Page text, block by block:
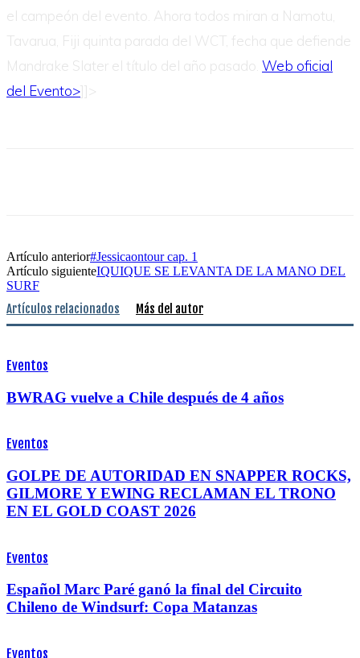
el campeón del evento. Ahora todos miran a Namotu,
Tavarua, Fiji quinta parada del WCT, fecha que defiende
Mandrake Slater el título del año pasado. Web oficial
del Evento>]]>
Artículo anterior#Jessicaontour cap. 1
Artículo siguienteIQUIQUE SE LEVANTA DE LA MANO DEL
SURF
Artículos relacionados Más del autor
Eventos
BWRAG vuelve a Chile después de 4 años
Eventos
GOLPE DE AUTORIDAD EN SNAPPER ROCKS,
GILMORE Y EWING RECLAMAN EL TRONO
EN EL GOLD COAST 2026
Eventos
Español Marc Paré ganó la final del Circuito
Chileno de Windsurf: Copa Matanzas
Eventos